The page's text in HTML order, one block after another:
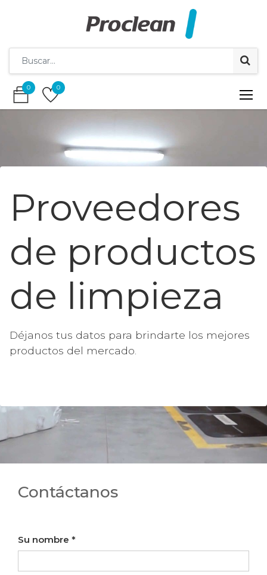
0 0
0 0
Proveedores
de productos
de limpieza
Déjanos tus datos para brindarte los mejores
productos del mercado.
Contáctanos
Su nombre